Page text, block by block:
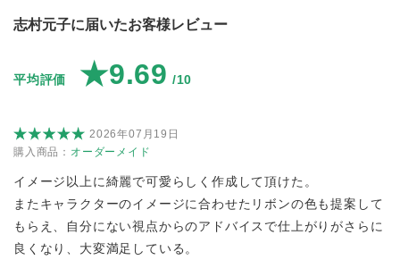
志村元子に届いたお客様レビュー
平均評価 ★9.69 /10
2026年07月19日
購入商品： オーダーメイド
イメージ以上に綺麗で可愛らしく作成して頂けた。
またキャラクターのイメージに合わせたリボンの色も提案して
もらえ、自分にない視点からのアドバイスで仕上がりがさらに
良くなり、大変満足している。